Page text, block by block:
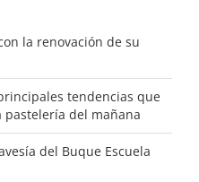
la renovación de su
tendencias que
pastelería del mañana
del Buque Escuela